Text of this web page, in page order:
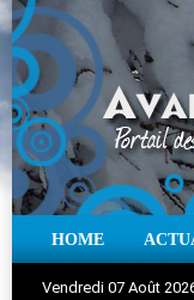
HOME
Vendredi 07 Août